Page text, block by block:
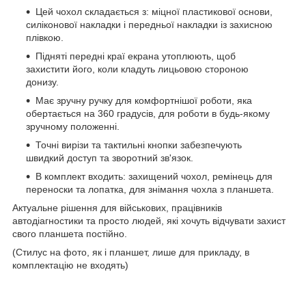
Цей чохол складається з: міцної пластикової основи,
силіконової накладки і передньої накладки із захисною
плівкою.
Підняті передні краї екрана утоплюють, щоб
захистити його, коли кладуть лицьовою стороною
донизу.
Має зручну ручку для комфортнішої роботи, яка
обертається на 360 градусів, для роботи в будь-якому
зручному положенні.
Точні вирізи та тактильні кнопки забезпечують
швидкий доступ та зворотний зв'язок.
В комплект входить: захищений чохол, ремінець для
переноски та лопатка, для знімання чохла з планшета.
Актуальне рішення для військових, працівників
автодіагностики та просто людей, які хочуть відчувати захист
свого планшета постійно.
(Стилус на фото, як і планшет, лише для прикладу, в
комплектацію не входять)